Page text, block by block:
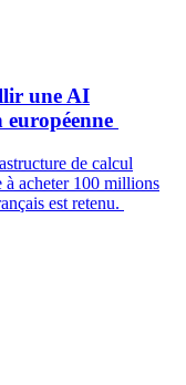
une AI
de calcul
à acheter 100 millions
est retenu.